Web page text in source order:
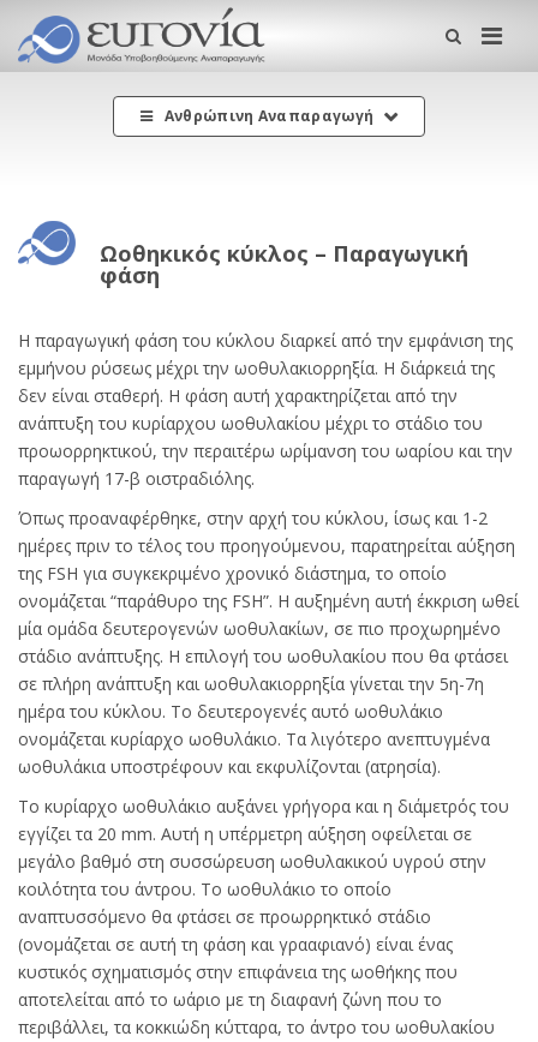
Ανθρώπινη Αναπαραγωγή
Ωοθηκικός κύκλος – Παραγωγική
φάση
Η παραγωγική φάση του κύκλου διαρκεί από την εμφάνιση της
εμμήνου ρύσεως μέχρι την ωοθυλακιορρηξία. Η διάρκειά της
δεν είναι σταθερή. Η φάση αυτή χαρακτηρίζεται από την
ανάπτυξη του κυρίαρχου ωοθυλακίου μέχρι το στάδιο του
προωορρηκτικού, την περαιτέρω ωρίμανση του ωαρίου και την
παραγωγή 17-β οιστραδιόλης.
Όπως προαναφέρθηκε, στην αρχή του κύκλου, ίσως και 1-2
ημέρες πριν το τέλος του προηγούμενου, παρατηρείται αύξηση
της FSH για συγκεκριμένο χρονικό διάστημα, το οποίο
ονομάζεται “παράθυρο της FSH”. Η αυξημένη αυτή έκκριση ωθεί
μία ομάδα δευτερογενών ωοθυλακίων, σε πιο προχωρημένο
στάδιο ανάπτυξης. Η επιλογή του ωοθυλακίου που θα φτάσει
σε πλήρη ανάπτυξη και ωοθυλακιορρηξία γίνεται την 5η-7η
ημέρα του κύκλου. Το δευτερογενές αυτό ωοθυλάκιο
ονομάζεται κυρίαρχο ωοθυλάκιο. Τα λιγότερο ανεπτυγμένα
ωοθυλάκια υποστρέφουν και εκφυλίζονται (ατρησία).
Το κυρίαρχο ωοθυλάκιο αυξάνει γρήγορα και η διάμετρός του
εγγίζει τα 20 mm. Αυτή η υπέρμετρη αύξηση οφείλεται σε
μεγάλο βαθμό στη συσσώρευση ωοθυλακικού υγρού στην
κοιλότητα του άντρου. Το ωοθυλάκιο το οποίο
αναπτυσσόμενο θα φτάσει σε προωρρηκτικό στάδιο
(ονομάζεται σε αυτή τη φάση και γρααφιανό) είναι ένας
κυστικός σχηματισμός στην επιφάνεια της ωοθήκης που
αποτελείται από το ωάριο με τη διαφανή ζώνη που το
περιβάλλει, τα κοκκιώδη κύτταρα, το άντρο του ωοθυλακίου